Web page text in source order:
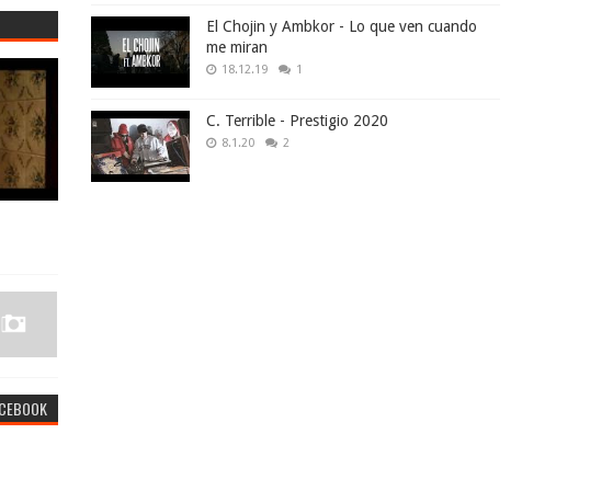
El Chojin y Ambkor - Lo que ven cuando
me miran
18.12.19 1
C. Terrible - Prestigio 2020
8.1.20 2